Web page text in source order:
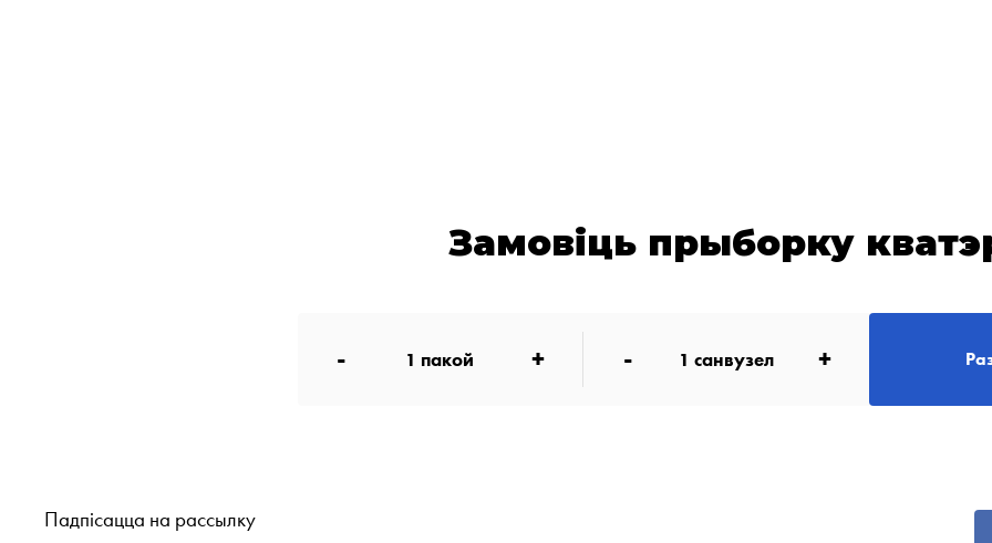
Замовіць прыборку
- 1 пакой + - 1 санвузел +
Падпісацца на рассылку